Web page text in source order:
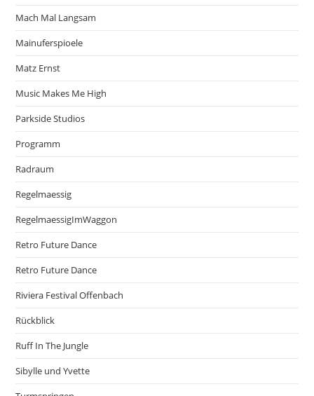
Mach Mal Langsam
Mainuferspioele
Matz Ernst
Music Makes Me High
Parkside Studios
Programm
Radraum
Regelmaessig
RegelmaessigImWaggon
Retro Future Dance
Retro Future Dance
Riviera Festival Offenbach
Rückblick
Ruff In The Jungle
Sibylle und Yvette